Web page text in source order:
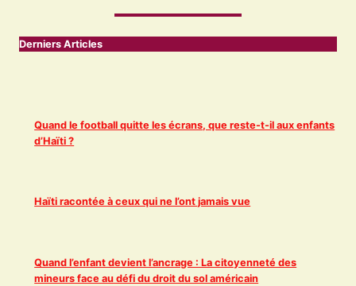
Derniers Articles
Quand le football quitte les écrans, que reste-t-il aux enfants
d’Haïti ?
Haïti racontée à ceux qui ne l’ont jamais vue
Quand l’enfant devient l’ancrage : La citoyenneté des
mineurs face au défi du droit du sol américain